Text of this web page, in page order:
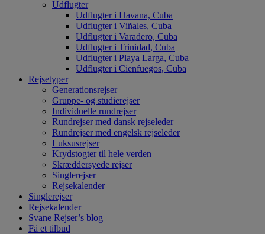
Udflugter
Udflugter i Havana, Cuba
Udflugter i Viñales, Cuba
Udflugter i Varadero, Cuba
Udflugter i Trinidad, Cuba
Udflugter i Playa Larga, Cuba
Udflugter i Cienfuegos, Cuba
Rejsetyper
Generationsrejser
Gruppe- og studierejser
Individuelle rundrejser
Rundrejser med dansk rejseleder
Rundrejser med engelsk rejseleder
Luksusrejser
Krydstogter til hele verden
Skræddersyede rejser
Singlerejser
Rejsekalender
Singlerejser
Rejsekalender
Svane Rejser’s blog
Få et tilbud